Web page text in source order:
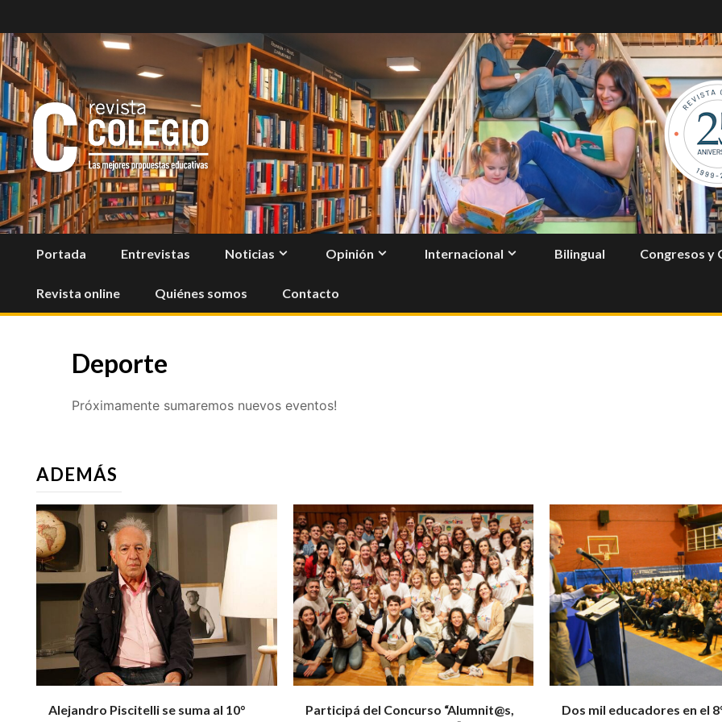
to
content
Portada Entrevistas Noticias Opinión Internacional Bilingual Congresos y
Revista online Quiénes somos Contacto
Deporte
Próximamente sumaremos nuevos eventos!
ADEMÁS
Alejandro Piscitelli se suma al 10°
Participá del Concurso “Alumnit@s,
Dos mil educadores en el